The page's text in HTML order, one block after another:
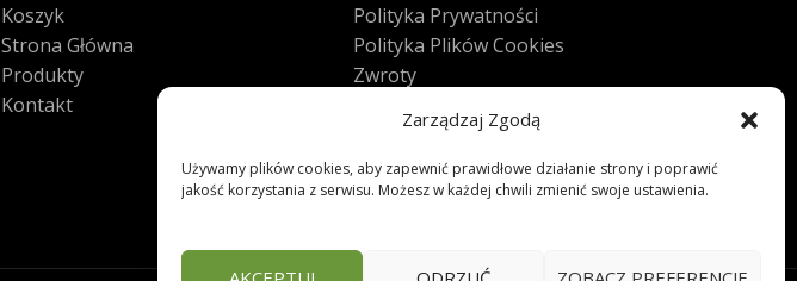
Zarządzaj Zgodą
Używamy plików cookies, aby zapewnić prawidłowe działanie strony i poprawić
jakość korzystania z serwisu. Możesz w każdej chwili zmienić swoje ustawienia.
Koszyk
Strona Główna
Produkty
Kontakt
Polityka Prywatności
Polityka Plików Cookies
Zwroty